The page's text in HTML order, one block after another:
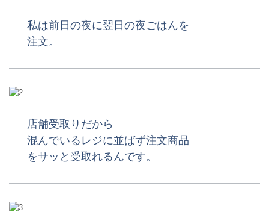
私は前日の夜に翌日の夜ごはんを
注文。
店舗受取りだから
混んでいるレジに並ばず注文商品
をサッと受取れるんです。